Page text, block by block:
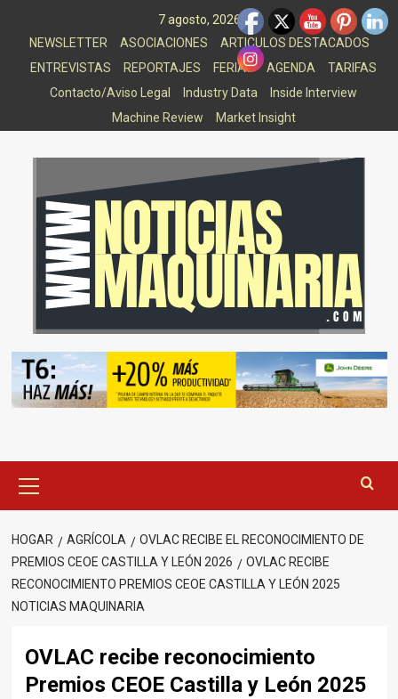
7 agosto, 2026
NEWSLETTER
ASOCIACIONES
ARTICULOS DESTACADOS
ENTREVISTAS
REPORTAJES FERIAS AGENDA
TARIFAS
Contacto/Aviso Legal
Industry Data
Inside Interview
Machine Review
Market Insight
principal
HOGAR AGRÍCOLA
OVLAC RECIBE EL RECONOCIMIENTO DE
PREMIOS CEOE CASTILLA Y LEÓN 2026
OVLAC RECIBE
RECONOCIMIENTO PREMIOS CEOE CASTILLA Y LEÓN 2025
NOTICIAS MAQUINARIA
OVLAC recibe reconocimiento
Premios CEOE Castilla y León 2025